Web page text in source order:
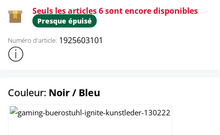
Seuls les articles 6 sont encore disponibles
Presque épuisé
Numéro d'article: 1925603101
Afficher plus d'informations sur le produit
Couleur: Noir / Bleu